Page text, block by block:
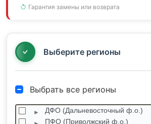
Гарантия замены или возврата
Выберите регионы
Выбрать все регионы
ДФО (Дальневосточный ф.о.)
ПФО (Приволжский ф.о.)